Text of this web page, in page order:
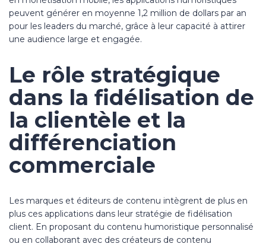
peuvent générer en moyenne 1,2 million de dollars par an
pour les leaders du marché, grâce à leur capacité à attirer
une audience large et engagée.
Le rôle stratégique
dans la fidélisation de
la clientèle et la
différenciation
commerciale
Les marques et éditeurs de contenu intègrent de plus en
plus ces applications dans leur stratégie de fidélisation
client. En proposant du contenu humoristique personnalisé
ou en collaborant avec des créateurs de contenu